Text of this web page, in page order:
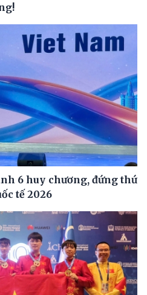
6 huy chương, đứng thứ
tế 2026